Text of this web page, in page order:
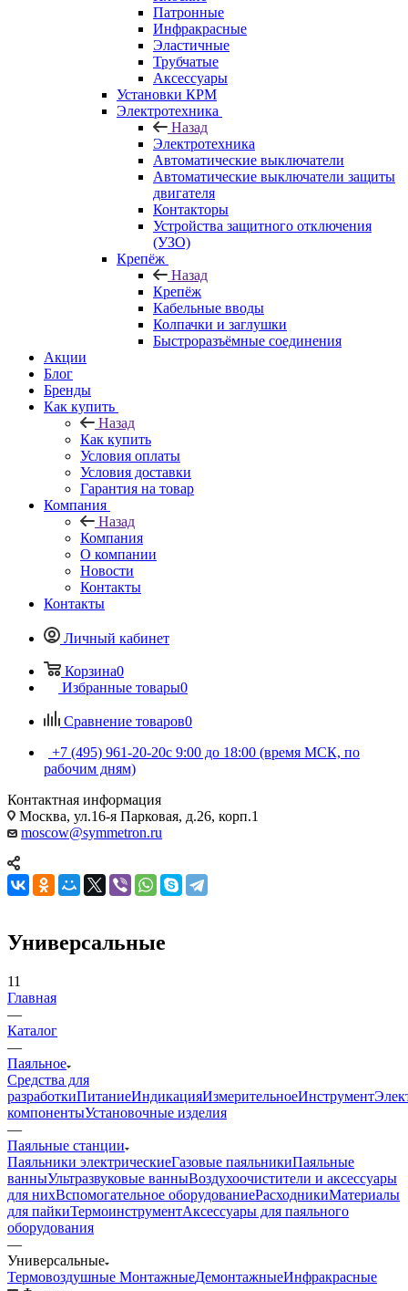
Патронные
Инфракрасные
Эластичные
Трубчатые
Аксессуары
Установки КРМ
Электротехника
Назад
Электротехника
Автоматические выключатели
Автоматические выключатели защиты
двигателя
Контакторы
Устройства защитного отключения
(УЗО)
Крепёж
Назад
Крепёж
Кабельные вводы
Колпачки и заглушки
Быстроразъёмные соединения
Акции
Блог
Бренды
Как купить
Назад
Как купить
Условия оплаты
Условия доставки
Гарантия на товар
Компания
Назад
Компания
О компании
Новости
Контакты
Контакты
Личный кабинет
Корзина0
Избранные товары0
Сравнение товаров0
+7 (495) 961-20-20с 9:00 до 18:00 (время МСК, по
рабочим дням)
Контактная информация
Москва, ул.16-я Парковая, д.26, корп.1
moscow@symmetron.ru
Универсальные
11
Главная
—
Каталог
—
Паяльное
Средства для
разработкиПитаниеИндикацияИзмерительноеИнструмент
компонентыУстановочные изделия
—
Паяльные станции
Паяльники электрическиеГазовые паяльникиПаяльные
ванныУльтразвуковые ванныВоздухоочистители и аксессуары
для нихВспомогательное оборудованиеРасходникиМатериалы
для пайкиТермоинструментАксессуары для паяльного
оборудования
—
Универсальные
Термовоздушные МонтажныеДемонтажныеИнфракрасные